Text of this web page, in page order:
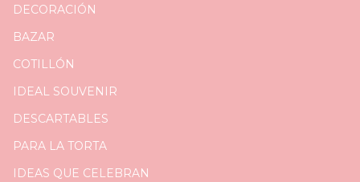
DECORACIÓN
BAZAR
COTILLÓN
IDEAL SOUVENIR
DESCARTABLES
PARA LA TORTA
IDEAS QUE CELEBRAN